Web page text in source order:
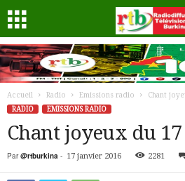
Accueil Radio Emissions radio
Chant
RADIO
EMISSIONS RADIO
Chant joyeux du
Par @rtburkina - 17 janvier 2016 2281